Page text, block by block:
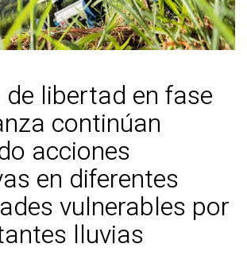
libertad en fase
continúan
acciones
en diferentes
vulnerables por
lluvias